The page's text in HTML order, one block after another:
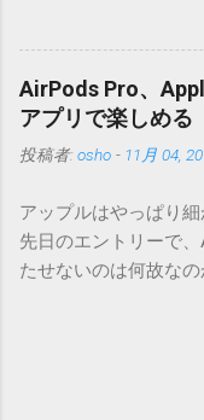
りませんので無視し
ため、Mac独自のフ
す。） Ver.0.3.0以降
まとめてあります。
合は一つずつ順に適用
は、パッチが正常に
ません。改造してる
お知らせするのが主
うに使うものか説明
ル本文の1行目に
の名
な理由
とで
ア・ア
につい
い」の
す。人
デー
プデー
が多
AirPods Pro、
アプリで楽しめる
投稿者: osho - 11月 04,
アップルはやっぱり
先日のエントリーで
たせないのは何故な
はiPhoneに接続して